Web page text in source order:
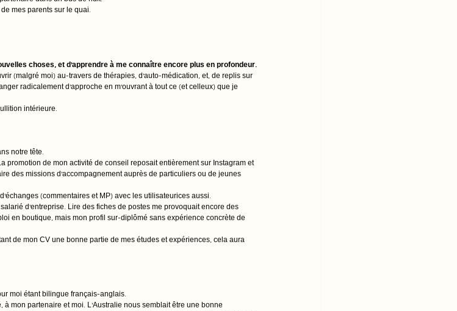
mes parents sur le quai.
choses, et d’apprendre à me connaître encore plus en profondeur.
(malgré moi) au-travers de thérapies, d’auto-médication, et, de replis sur
radicalement d’approche en m’ouvrant à tout ce (et celleux) que je
intérieure.
notre tête.
promotion de mon activité de conseil reposait entièrement sur Instagram et
des missions d’accompagnement auprès de particuliers ou de jeunes
(commentaires et MP) avec les utilisateurices aussi.
d’entreprise. Lire des fiches de postes me provoquait encore des
en boutique, mais mon profil sur-diplômé sans expérience concrète de
de mon CV une bonne partie de mes études et expériences, cela aura
moi étant bilingue français-anglais.
mon partenaire et moi. L’Australie nous semblait être une bonne